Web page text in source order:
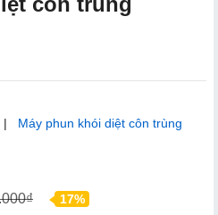
| Máy phun khói diệt côn trùng
17%